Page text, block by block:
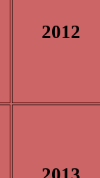
2012